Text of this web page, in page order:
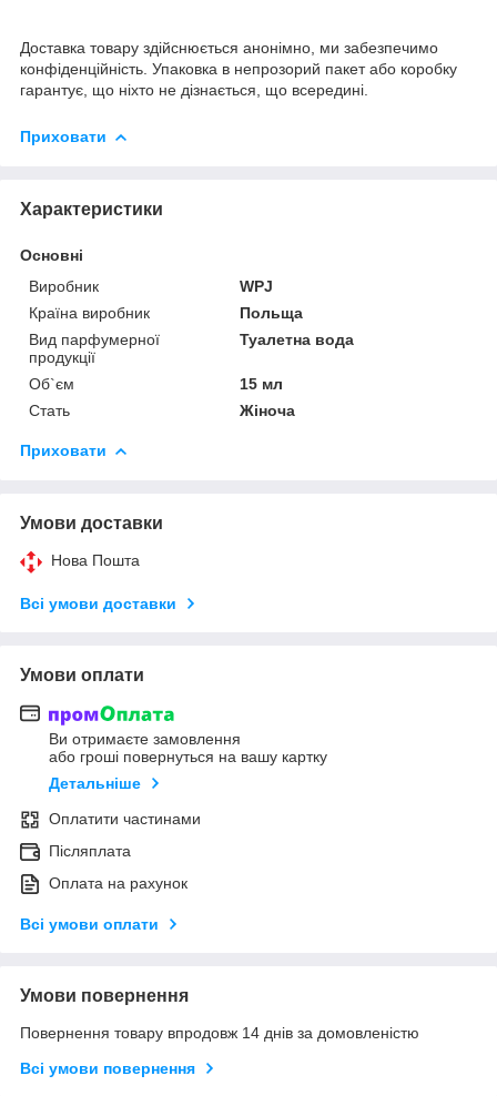
Доставка товару здійснюється анонімно, ми забезпечимо
конфіденційність. Упаковка в непрозорий пакет або коробку
гарантує, що ніхто не дізнається, що всередині.
Приховати
Характеристики
Основні
Виробник
WPJ
Країна виробник
Польща
Вид парфумерної
продукції
Туалетна вода
Об`єм
15 мл
Стать
Жіноча
Приховати
Умови доставки
Нова Пошта
Всі умови доставки
Умови оплати
Ви отримаєте замовлення
або гроші повернуться на вашу картку
Детальніше
Оплатити частинами
Післяплата
Оплата на рахунок
Всі умови оплати
Умови повернення
Повернення товару впродовж 14 днів за домовленістю
Всі умови повернення